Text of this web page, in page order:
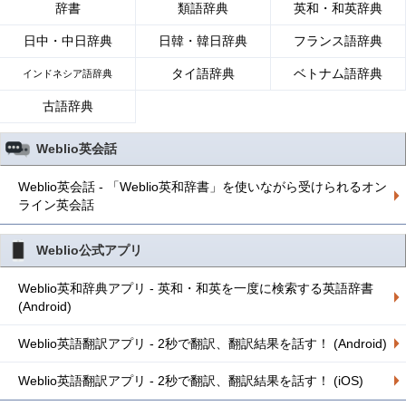
辞書 類語辞典 英和・和英辞典
日中・中日辞典 日韓・韓日辞典 フランス語辞典
インドネシア語辞典 タイ語辞典 ベトナム語辞典
古語辞典
Weblio英会話
Weblio英会話 - 「Weblio英和辞書」を使いながら受けられるオン
ライン英会話
Weblio公式アプリ
Weblio英和辞典アプリ - 英和・和英を一度に検索する英語辞書
(Android)
Weblio英語翻訳アプリ - 2秒で翻訳、翻訳結果を話す！ (Android)
Weblio英語翻訳アプリ - 2秒で翻訳、翻訳結果を話す！ (iOS)